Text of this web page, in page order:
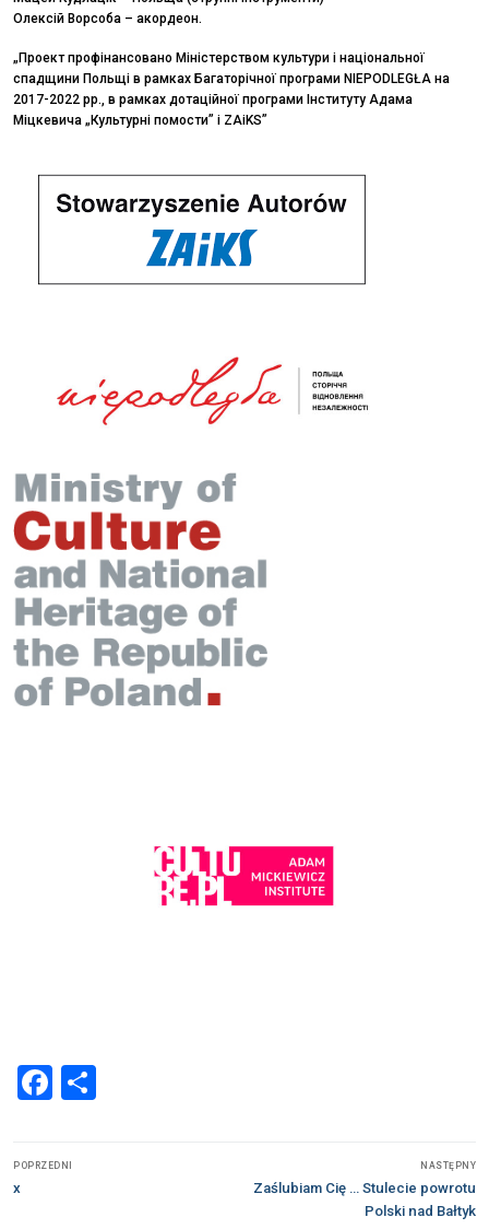
Олексій Ворсоба – акордеон.
„Проект профінансовано Міністерством культури і національної
спадщини Польщі в рамках Багаторічної програми NIEPODLEGŁA на
2017-2022 рр., в рамках дотаційної програми Інституту Адама
Міцкевича „Культурні помости” i ZAiKS”
Facebook
wpisu
POPRZEDNI
Poprzedni
x
NASTĘPNY
Następny
Zaślubiam Cię … Stulecie powrotu
Polski nad Bałtyk